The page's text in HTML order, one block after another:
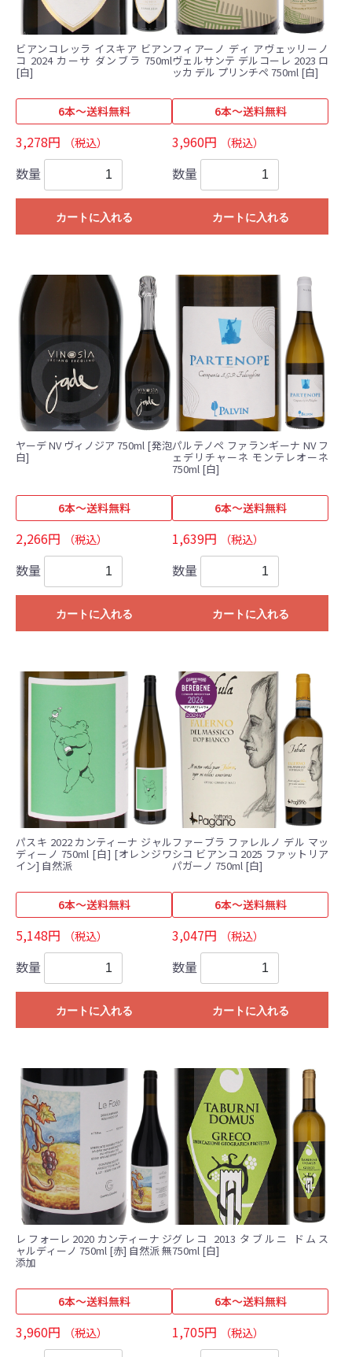
ビアンコレッラ イスキア ビアン
コ 2024 カーサ ダンブラ 750ml
[白]
6本～送料無料
3,278円 （税込）
数量
カートに入れる
フィアーノ ディ アヴェッリーノ
ヴェルサンテ デルコーレ 2023 ロ
ッカ デル プリンチペ 750ml [白]
6本～送料無料
3,960円 （税込）
数量
カートに入れる
ヤーデ NV ヴィノジア 750ml [発泡
白]
6本～送料無料
2,266円 （税込）
数量
カートに入れる
パルテノペ ファランギーナ NV フ
ェデリチャーネ モンテレオーネ
750ml [白]
6本～送料無料
1,639円 （税込）
数量
カートに入れる
パスキ 2022 カンティーナ ジャル
ディーノ 750ml [白] [オレンジワ
イン] 自然派
6本～送料無料
5,148円 （税込）
数量
カートに入れる
ファーブラ ファレルノ デル マッ
シコ ビアンコ 2025 ファットリア
パガーノ 750ml [白]
6本～送料無料
3,047円 （税込）
数量
カートに入れる
レ フォーレ 2020 カンティーナ ジ
ャルディーノ 750ml [赤] 自然派 無
添加
6本～送料無料
3,960円 （税込）
グレコ 2013 タブルニ ドムス
750ml [白]
6本～送料無料
1,705円 （税込）